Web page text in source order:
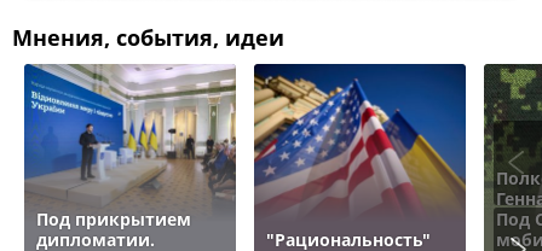
Мнения, события, идеи
Под прикрытием
дипломатии.
"Рациональность"
Под